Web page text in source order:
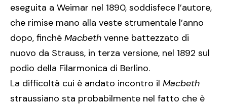
eseguita a Weimar nel 1890, soddisfece l’autore,
che rimise mano alla veste strumentale l’anno
dopo, finché Macbeth venne battezzato di
nuovo da Strauss, in terza versione, nel 1892 sul
podio della Filarmonica di Berlino.
La difficoltà cui è andato incontro il Macbeth
straussiano sta probabilmente nel fatto che è